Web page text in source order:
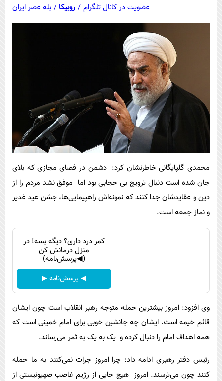
حیات وحش
عضویت در کانال تلگرام / روبیکا / بله عصر ایران
محمدی گلپایگانی خاطرنشان کرد: دشمن در فصای مجازی که بلای
جان شده است دنبال ترویج بی حجابی بود اما موفق نشد مردم را از
دین و عقایدشان جدا کنند که نمونه‌اش راهپیمایی‌ها، جشن عید غدیر
و نماز جمعه است.
کمر درد داری؟ دیگه بسه! در
منزل درمانش کن
(◀پرسش‌نامه)
◀ پرسش‌نامه ▶
وی افزود: امروز بیشترین حمله متوجه رهبر انقلاب است چون ایشان
قائم خیمه است. ایشان چه جانشین خوبی برای امام خمینی است که
همه اهداف امام را دنبال کرده و یک به یک به ثمر می‌رساند.
رئیس دفتر رهبری ادامه داد: چرا امروز جرات نمی‌کنند به ما حمله
کنند چون می‌ترسند. امروز هیچ جایی از رژیم غاصب صهیونیستی از